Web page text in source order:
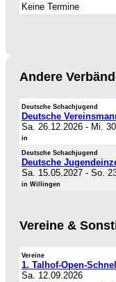
Keine Termine
Andere
Deutsche Schachjugend
Deutsche
Sa. 26.12.2026 - Mi.
in
Deutsche Schachjugend
Deutsche
Sa. 15.05.2027 - So.
in Willingen
Vereine &
Vereine
1. Talhof-Open-
Sa. 12.09.2026